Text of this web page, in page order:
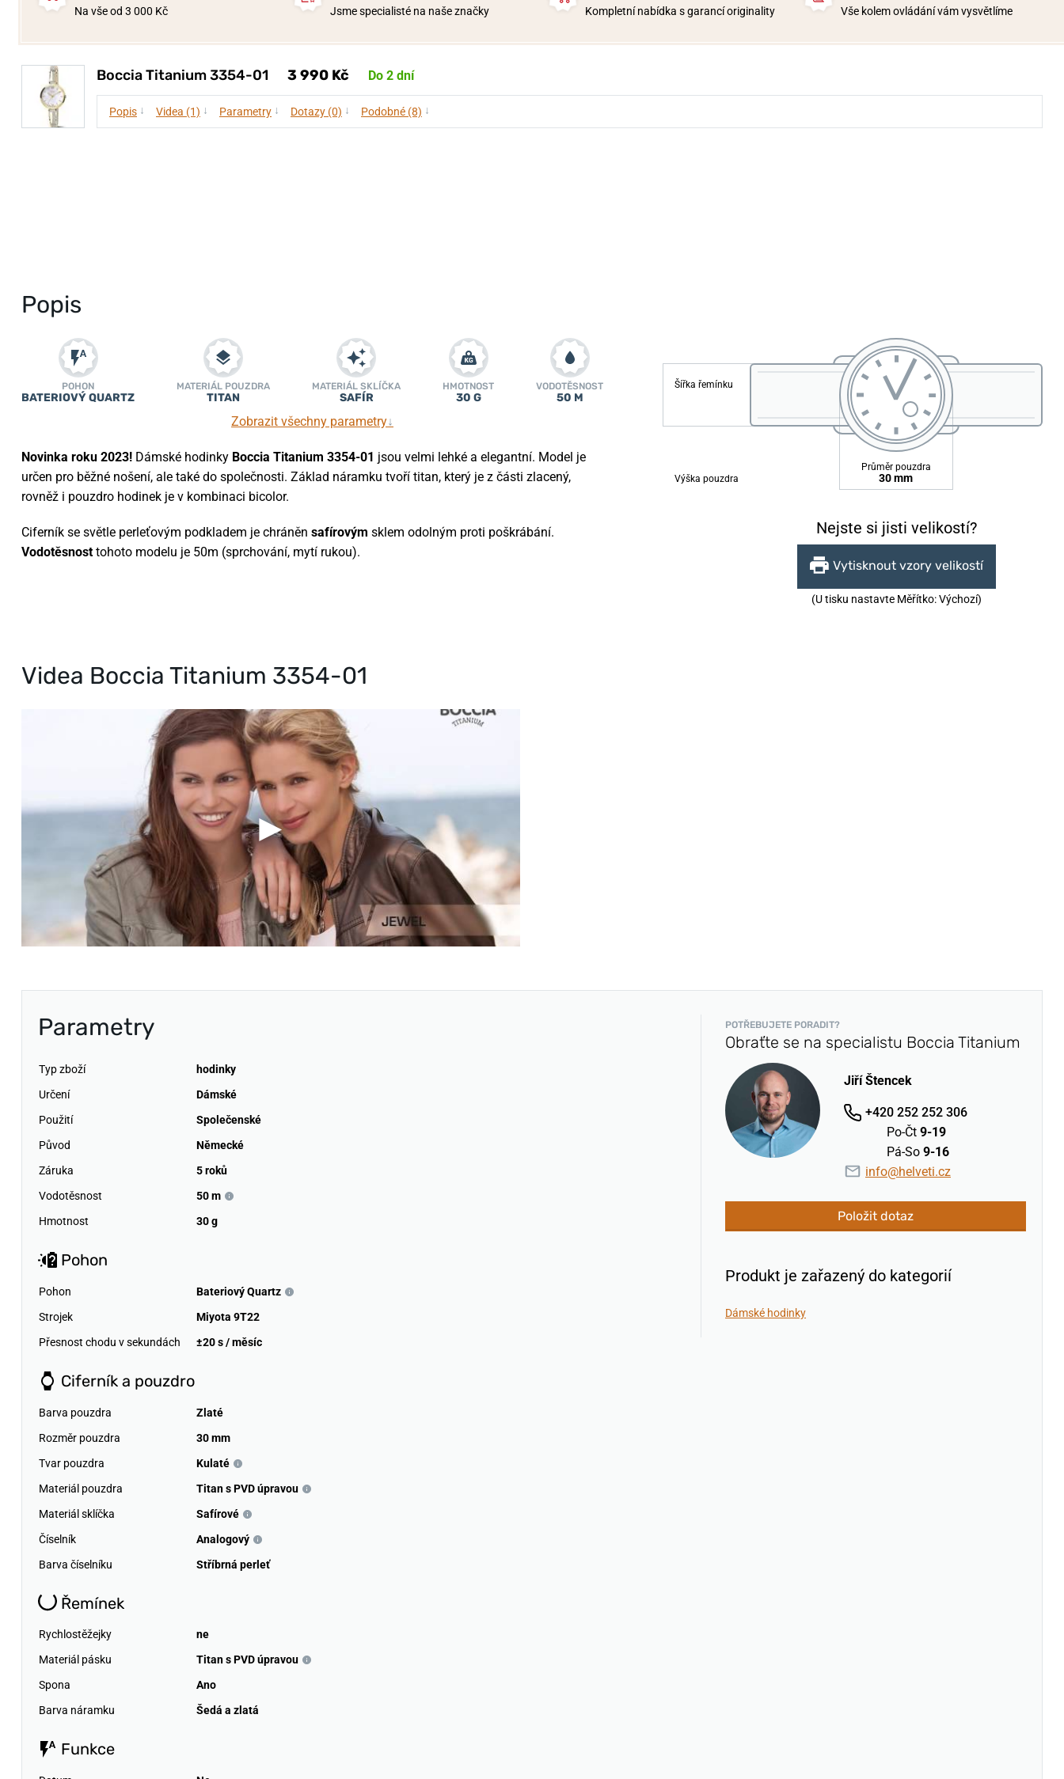
Na vše od 3 000 Kč Jsme specialisté na naše značky Kompletní nabídka s garancí originality Vše kolem ovládání vám vysvětlíme
Boccia Titanium 3354-01 3 990 Kč Do 2 dní
Popis ↓ Videa (1) ↓ Parametry ↓ Dotazy (0) ↓ Podobné (8) ↓
Popis
POHON
BATERIOVÝ QUARTZ
MATERIÁL POUZDRA
TITAN
MATERIÁL SKLÍČKA
SAFÍR
HMOTNOST
30 G
VODOTĚSNOST
50 M
Zobrazit všechny parametry↓
Novinka roku 2023! Dámské hodinky Boccia Titanium 3354-01 jsou velmi lehké a elegantní. Model je
určen pro běžné nošení, ale také do společnosti. Základ náramku tvoří titan, který je z části zlacený,
rovněž i pouzdro hodinek je v kombinaci bicolor.
Ciferník se světle perleťovým podkladem je chráněn safírovým sklem odolným proti poškrábání.
Vodotěsnosttohoto modelu je 50m (sprchování, mytí rukou).
Šířka řemínku
Výška pouzdra
Průměr pouzdra
30 mm
Nejste si jisti velikostí?
Vytisknout vzory velikostí
(U tisku nastavte Měřítko: Výchozí)
Videa Boccia Titanium 3354-01
Parametry
Typ zboží
hodinky
Určení
Dámské
Použití
Společenské
Původ
Německé
Záruka
5 roků
Vodotěsnost
50 m
Hmotnost
30 g
Pohon
Pohon
Bateriový Quartz
Strojek
Miyota 9T22
Přesnost chodu v sekundách
±20 s / měsíc
Ciferník a pouzdro
Barva pouzdra
Zlaté
Rozměr pouzdra
30 mm
Tvar pouzdra
Kulaté
Materiál pouzdra
Titan s PVD úpravou
Materiál sklíčka
Safírové
Číselník
Analogový
Barva číselníku
Stříbrná perleť
Řemínek
Rychlostěžejky
ne
Materiál pásku
Titan s PVD úpravou
Spona
Ano
Barva náramku
Šedá a zlatá
Funkce
POTŘEBUJETE PORADIT?
Obraťte se na specialistu Boccia Titanium
Jiří Štencek
+420 252 252 306
Po-Čt 9-19
Pá-So 9-16
info@helveti.cz
Položit dotaz
Produkt je zařazený do kategorií
Dámské hodinky